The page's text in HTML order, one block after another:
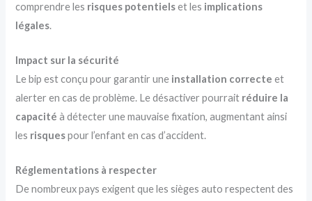
comprendre les risques potentielset les implications
légales.
Impact sur la sécurité
Le bip est conçu pour garantir une installation correcte et
alerter en cas de problème. Le désactiver pourrait réduire la
capacité à détecter une mauvaise fixation, augmentant ainsi
les risquespour l’enfant en cas d’accident.
Réglementations à respecter
De nombreux pays exigent que les sièges auto respectent des